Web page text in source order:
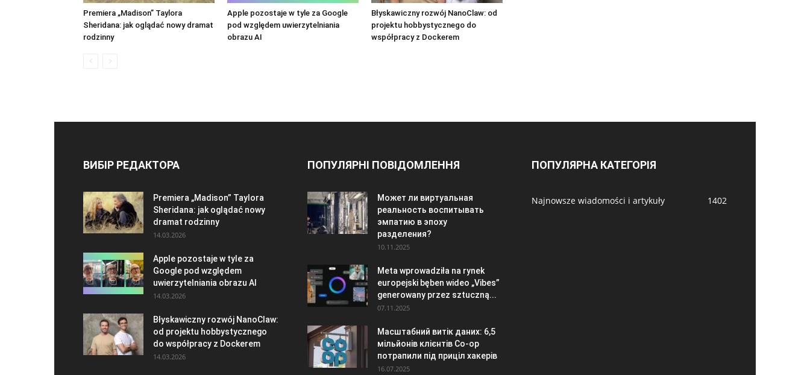
Premiera „Madison” Taylora
Sheridana: jak oglądać nowy dramat
rodzinny
Apple pozostaje w tyle za Google
pod względem uwierzytelniania
obrazu AI
Błyskawiczny rozwój NanoClaw: od
projektu hobbystycznego do
współpracy z Dockerem
ВИБІР РЕДАКТОРА
Premiera „Madison” Taylora
Sheridana: jak oglądać nowy
dramat rodzinny
14.03.2026
Apple pozostaje w tyle za
Google pod względem
uwierzytelniania obrazu AI
14.03.2026
Błyskawiczny rozwój NanoClaw:
od projektu hobbystycznego
do współpracy z Dockerem
14.03.2026
ПОПУЛЯРНІ ПОВІДОМЛЕННЯ
Может ли виртуальная
реальность воспитывать
эмпатию в эпоху
разделения?
10.11.2025
Meta wprowadziła na rynek
europejski bęben wideo „Vibes”
generowany przez sztuczną...
07.11.2025
Масштабний витік даних: 6,5
мільйонів клієнтів Co-op
потрапили під приціл хакерів
16.07.2025
ПОПУЛЯРНА КАТЕГОРІЯ
Najnowsze wiadomości i artykuły 1402